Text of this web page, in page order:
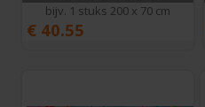
bijv. 1 stuks 200 x 70 cm
€ 40.55